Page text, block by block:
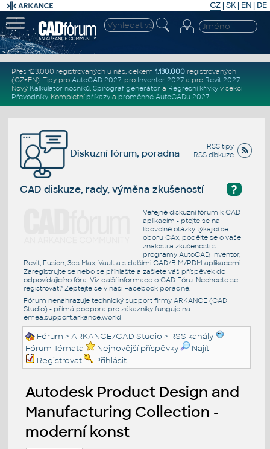
CZ | SK| EN | DE
Přes 123.000 registrovaných u nás, celkem 1.130.000registrovaných
(CZ+EN). Tipy pro AutoCAD 2027, pro Inventor 2027a pro Revit 2027.
Nový Kalkulátor nosníků, Spirograf generátor a Regresní křivkyv sekci
Převodníky. Kompletní příkazya proměnné AutoCADu 2027.
RSS tipy
RSS diskuze
Diskuzní fórum, poradna
?
CAD diskuze, rady, výměna zkušeností
Veřejné diskuzní fórum k CAD
aplikacím - ptejte se na
libovolné otázky týkající se
oboru CAx, podělte se o vaše
znalosti a zkušenosti s
programy AutoCAD, Inventor,
Revit, Fusion, 3ds Max, Vault a s dalšími CAD/BIM/PDM aplikacemi.
Zaregistrujte se nebo se přihlašte a zašlete váš příspěvek do
odpovídajícího fóra. Viz další informace o CAD Fóru. Nechcete se
registrovat? Zeptejte se v naší Facebook poradně.
Fórum nenahrazuje technický support firmy ARKANCE (CAD
Studio) - přímá podpora pro zákazníky funguje na
emea.support.arkance.world
Fórum >ARKANCE/CAD Studio > RSS kanály
Fórum Témata
Nejnovější příspěvky
Najít
Registrovat
Přihlásit
Autodesk Product Design and
Manufacturing Collection -
moderní konst